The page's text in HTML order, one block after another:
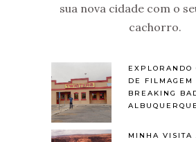
sua nova cidade com o
cachorro.
EXPLORANDO
DE FILMAGEM
BREAKING
ALBUQUERQUE
MINHA VISITA